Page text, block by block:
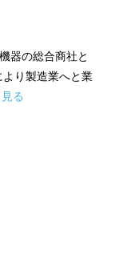
器の総合商社と
り製造業へと業
る